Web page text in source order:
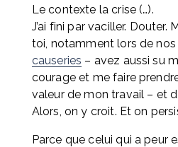
Le contexte la crise (…).
J’ai fini par vaciller. Douter.
causeries – avez aussi su
courage et me faire
valeur de mon travail – et
Alors, on y croit. Et on
Parce que celui qui a peur